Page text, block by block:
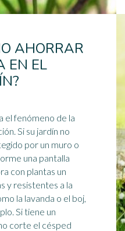
AHORRAR
EN EL
el fenómeno de la
Si su jardín no
por un muro o
una pantalla
con plantas un
y resistentes a la
la lavanda o el boj,
un
corte el césped